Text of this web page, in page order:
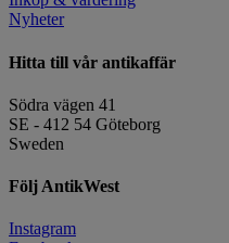
Nyheter
Hitta till vår antikaffär
Södra vägen 41
SE - 412 54 Göteborg
Sweden
Följ AntikWest
Instagram